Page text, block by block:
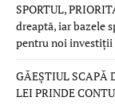
SPORTUL,
dreaptă, iar bazele
pentru noi investiții
GĂEȘTIUL SCAPĂ
LEI PRINDE